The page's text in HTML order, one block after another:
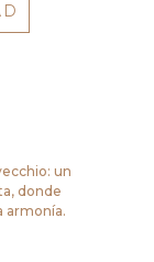
un
donde
armonía.